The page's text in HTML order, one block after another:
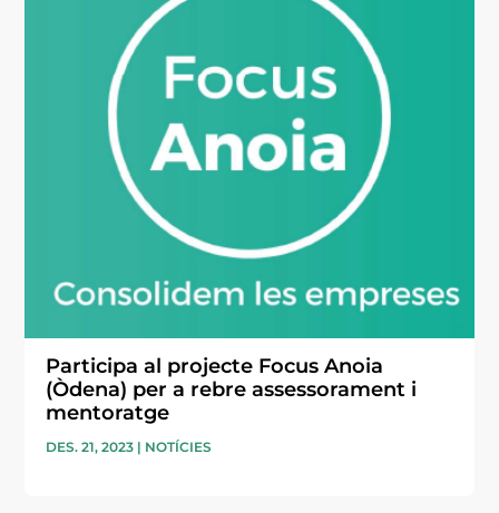
Participa al projecte Focus Anoia
(Òdena) per a rebre assessorament i
mentoratge
DES. 21, 2023 | NOTÍCIES